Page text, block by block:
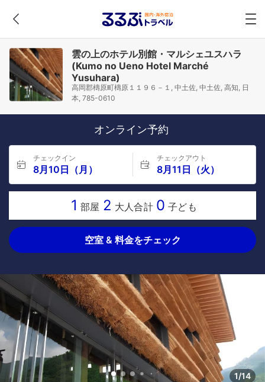
雲の上のホテル別館・マルシェユスハラ
(Kumo no Ueno Hotel Marché
Yusuhara)
高岡郡檮原町檮原１１９６－１, 中土佐, 中土佐, 高知, 日
本, 785-0610
オンライン予約
チェックイン
8月10日（月）
チェックアウト
8月11日（火）
1 部屋 2 大人合計 0 子ども
空室 & 料金をチェック
1/14